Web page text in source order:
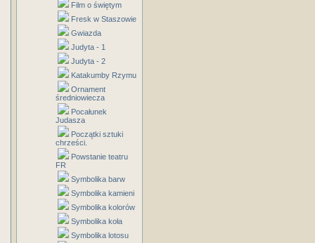
Film o świętym
Fresk w Staszowie
Gwiazda
Judyta - 1
Judyta - 2
Katakumby Rzymu
Ornament
średniowiecza
Pocałunek
Judasza
Początki sztuki
chrześci.
Powstanie teatru
FR
Symbolika barw
Symbolika kamieni
Symbolika kolorów
Symbolika koła
Symbolika lotosu